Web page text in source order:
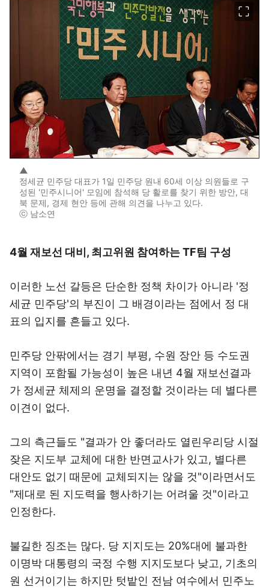
▲
정세균 민주당 대표가 1일 민주당 원내 60세 이상 의원들로 구
성된 '민주시니어' 모임에 참석해 당 활로를 찾기 위한 방안, 대
북 문제, 경제 현안 등에 관해 의견을 나누고 있다.
ⓒ 남소연
4월 재보선 대비, 최고위원 참여하는 TF팀 구성
이러한 노선 갈등은 단순한 정책 차이가 아니라 '정
세균 민주당'의 부진이 그 배경이라는 점에서 정 대
표의 입지를 흔들고 있다.
민주당 안팎에서는 경기 부평, 수원 장안 등 수도권
지역이 포함될 가능성이 높은 내년 4월 재보선결과
가 정세균 체제의 운명을 결정할 것이라는 데 별다른
이견이 없다.
그의 측근들도 "결과가 안 좋더라도 열린우리당 시절
잦은 지도부 교체에 대한 반면교사가 있고, 별다른
대안도 없기 때문에 교체되지는 않을 것"이라면서도
"제대로 된 지도력을 행사하기는 어려울 것"이라고
인정한다.
불길한 징조는 많다. 당 지지도는 20%대에 불과한
이명박 대통령의 국정 수행 지지도보다 낮고, 기초의
원 선거이기는 하지만 텃밭인 전남 여수에서 민주노